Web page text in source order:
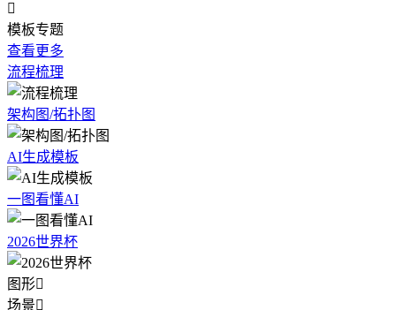

模板专题
查看更多
流程梳理
架构图/拓扑图
AI生成模板
一图看懂AI
2026世界杯
图形
场景